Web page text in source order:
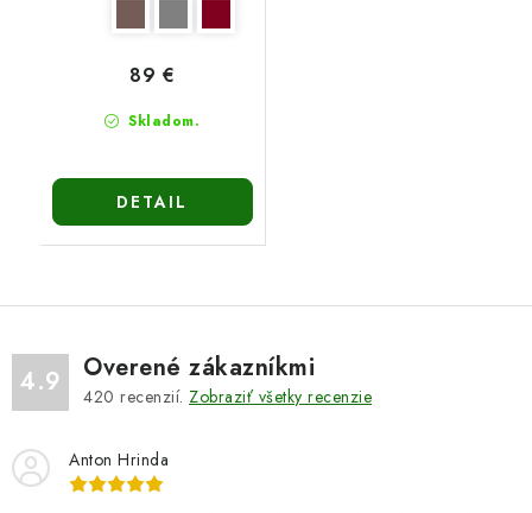
Skladom.
89 €
DETAIL
4.9 Overené zákazníkmi
420 recenzií. Zobraziť všetky recenzie
Anton Hrinda